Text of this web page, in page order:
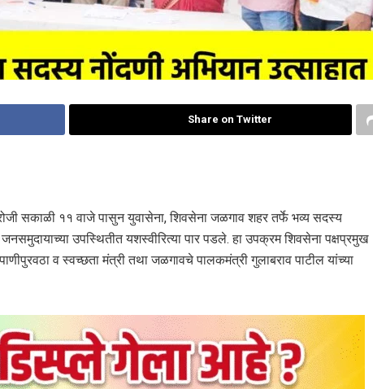
Share on Twitter
सकाळी ११ वाजे पासुन युवासेना, शिवसेना जळगाव शहर तर्फे भव्य सदस्य
उपस्थितीत यशस्वीरित्या पार पडले. हा उपक्रम शिवसेना पक्षप्रमुख
व स्वच्छता मंत्री तथा जळगावचे पालकमंत्री गुलाबराव पाटील यांच्या